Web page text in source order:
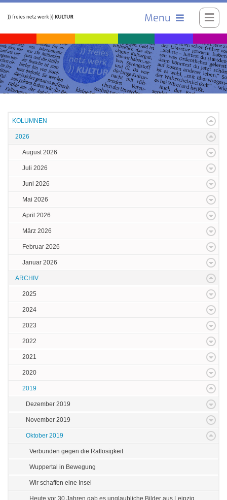
Menu
KOLUMNEN
2026
August 2026
Juli 2026
Juni 2026
Mai 2026
April 2026
März 2026
Februar 2026
Januar 2026
ARCHIV
2025
2024
2023
2022
2021
2020
2019
Dezember 2019
November 2019
Oktober 2019
Verbunden gegen die Ratlosigkeit
Wuppertal in Bewegung
Wir schaffen eine Insel
Heute vor 30 Jahren gab es unglaubliche Bilder aus Leipzig